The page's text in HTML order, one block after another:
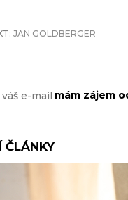
JAN GOLDBERGER
ČLÁNKY